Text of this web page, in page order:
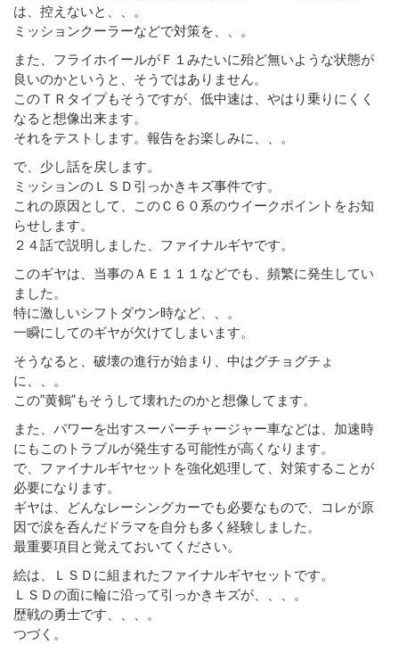
は、控えないと、、。
ミッションクーラーなどで対策を、、。
また、フライホイールがＦ１みたいに殆ど無いような状態が
良いのかというと、そうではありません。
このＴＲタイプもそうですが、低中速は、やはり乗りにくく
なると想像出来ます。
それをテストします。報告をお楽しみに、、。
で、少し話を戻します。
ミッションのＬＳＤ引っかきキズ事件です。
これの原因として、このＣ６０系のウイークポイントをお知
らせします。
２４話で説明しました、ファイナルギヤです。
このギヤは、当事のＡＥ１１１などでも、頻繁に発生してい
ました。
特に激しいシフトダウン時など、、。
一瞬にしてのギヤが欠けてしまいます。
そうなると、破壊の進行が始まり、中はグチョグチょ
に、、。
この”黄鶴”もそうして壊れたのかと想像してます。
また、パワーを出すスーパーチャージャー車などは、加速時
にもこのトラブルが発生する可能性が高くなります。
で、ファイナルギヤセットを強化処理して、対策することが
必要になります。
ギヤは、どんなレーシングカーでも必要なもので、コレが原
因で涙を呑んだドラマを自分も多く経験しました。
最重要項目と覚えておいてください。
絵は、ＬＳＤに組まれたファイナルギヤセットです。
ＬＳＤの面に輪に沿って引っかきキズが、、、。
歴戦の勇士です、、、。
つづく。